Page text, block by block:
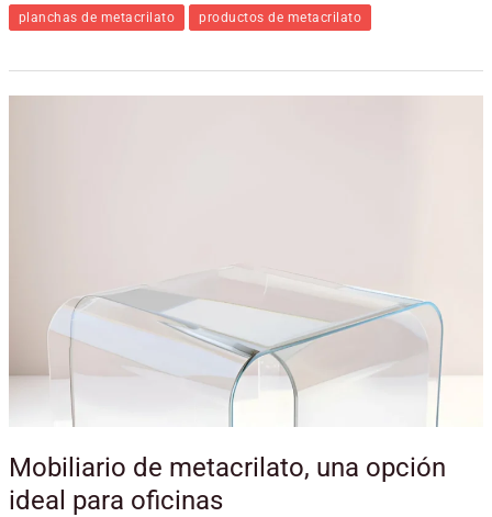
planchas de metacrilato productos de metacrilato
Mobiliario de metacrilato, una opción
ideal para oficinas